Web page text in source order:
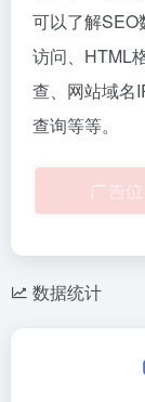
可以了解SEO
访问、HTML
查、网站域名
查询等等。
数据统计